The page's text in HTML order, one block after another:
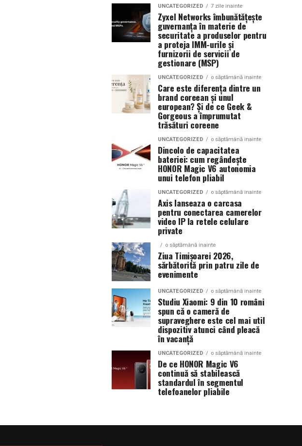
UNCATEGORIZED 7 zile inainte
Zyxel Networks îmbunătățește
guvernanța în materie de
securitate a produselor pentru
a proteja IMM-urile și
furnizorii de servicii de
gestionare (MSP)
UNCATEGORIZED o săptămână inainte
Care este diferența dintre un
brand coreean și unul
european? Și de ce Geek &
Gorgeous a împrumutat
trăsături coreene
UNCATEGORIZED o săptămână inainte
Dincolo de capacitatea
bateriei: cum regândește
HONOR Magic V6 autonomia
unui telefon pliabil
UNCATEGORIZED o săptămână inainte
Axis lanseaza o carcasa
pentru conectarea camerelor
video IP la retele celulare
private
o săptămână inainte
Ziua Timișoarei 2026,
sărbătorită prin patru zile de
evenimente
UNCATEGORIZED o săptămână inainte
Studiu Xiaomi: 9 din 10 români
spun că o cameră de
supraveghere este cel mai util
dispozitiv atunci când pleacă
în vacanță
UNCATEGORIZED o săptămână inainte
De ce HONOR Magic V6
continuă să stabilească
standardul în segmentul
telefoanelor pliabile